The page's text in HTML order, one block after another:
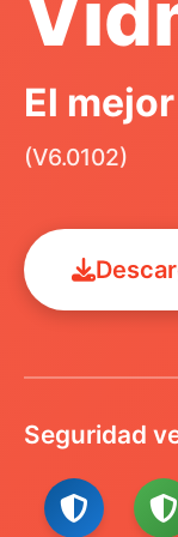
El
(V6.0102)
Seguridad